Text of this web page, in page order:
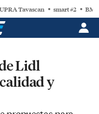
Tavascan smart #2
Lidl
y